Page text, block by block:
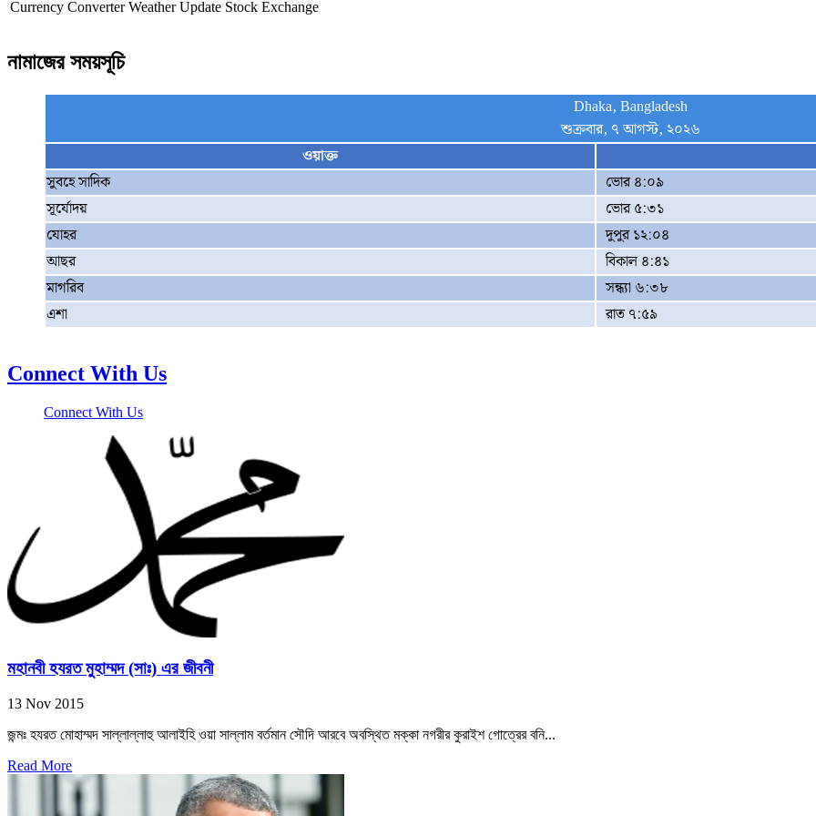
Currency Converter Weather Update Stock Exchange
নামাজের সময়সূচি
Dhaka, Bangladesh
শুক্রবার, ৭ আগস্ট, ২০২৬
ওয়াক্ত
সুবহে সাদিক
ভোর ৪:০৯
সূর্যোদয়
ভোর ৫:৩১
যোহর
দুপুর ১২:০৪
আছর
বিকাল ৪:৪১
মাগরিব
সন্ধ্যা ৬:৩৮
এশা
রাত ৭:৫৯
Connect With Us
Connect With Us
মহানবী হযরত মুহাম্মদ (সাঃ) এর জীবনী
13 Nov 2015
জন্মঃ হযরত মোহাম্মদ সাল্লাল্লাহু আলাইহি ওয়া সাল্লাম বর্তমান সৌদি আরবে অবস্থিত মক্কা নগরীর কুরাইশ গোত্রের বনি...
Read More